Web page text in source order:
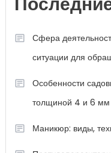
Сфера
ситуации для
Особенности
толщиной 4 и 6 мм
Маникюр: виды,